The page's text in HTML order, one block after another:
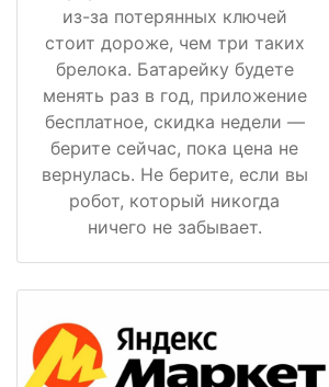
из-за потерянных ключей
стоит дороже, чем три таких
брелока. Батарейку будете
менять раз в год, приложение
бесплатное, скидка недели —
берите сейчас, пока цена не
вернулась. Не берите, если вы
робот, который никогда
ничего не забывает.